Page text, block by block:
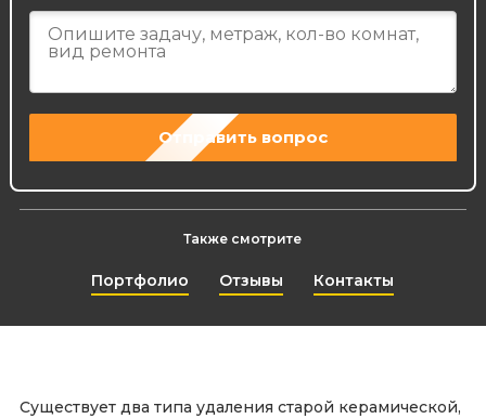
Также смотрите
Портфолио Отзывы Контакты
Существует два типа удаления старой керамической,